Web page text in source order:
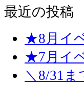
最近の投稿
★8月イ
★7月イ
＼8/31